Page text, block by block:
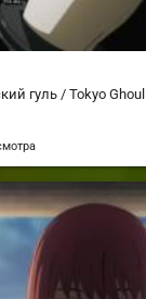
гуль / Tokyo Ghoul